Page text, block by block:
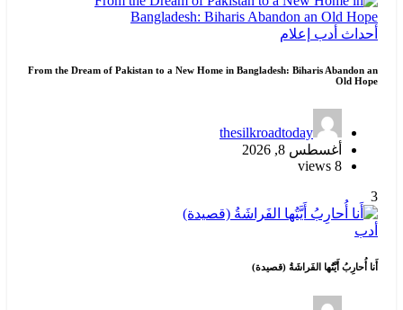
أحداث أدب إعلام
From the Dream of Pakistan to a New Home in Bangladesh: Biharis Abandon an
Old Hope
thesilkroadtoday
أغسطس 8, 2026
8 views
3
أدب
أَنا أُحارِبُ أَيَّتُها الفَراشَةُ (قصيدة)